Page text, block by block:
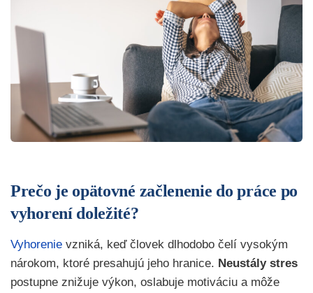
Prečo je opätovné začlenenie do práce po
vyhorení doležité?
Vyhorenie vzniká, keď človek dlhodobo čelí vysokým
nárokom, ktoré presahujú jeho hranice. Neustály stres
postupne znižuje výkon, oslabuje motiváciu a môže